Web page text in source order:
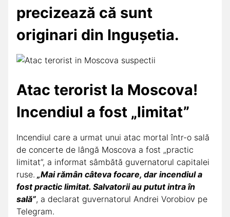
precizează că sunt
originari din Ingușetia.
Atac terorist la Moscova!
Incendiul a fost „limitat”
Incendiul care a urmat unui atac mortal într-o sală
de concerte de lângă Moscova a fost „practic
limitat”, a informat sâmbătă guvernatorul capitalei
ruse. „Mai rămân câteva focare, dar incendiul a
fost practic limitat. Salvatorii au putut intra în
sală”, a declarat guvernatorul Andrei Vorobiov pe
Telegram.